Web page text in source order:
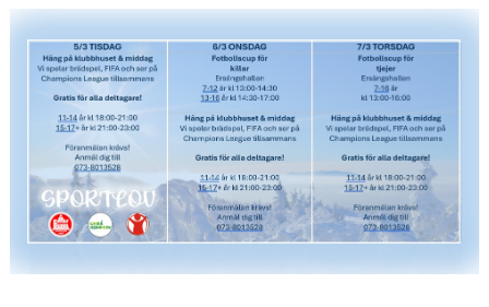
LEDARINFORMATION
KALENDER
HYRA/BOKA FOTBOLLSPLAN FÖR ICKE MEDLEMMAR